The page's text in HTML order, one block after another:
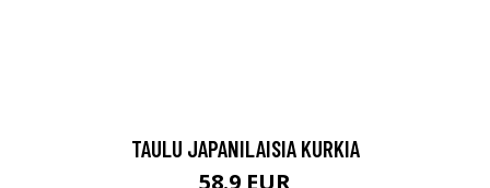
TAULU JAPANILAISIA KURKIA